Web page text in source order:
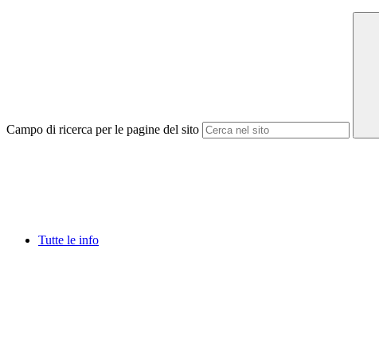
Campo di ricerca per le pagine del sito
Tutte le info